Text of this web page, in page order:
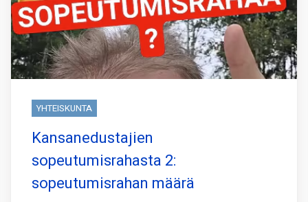
YHTEISKUNTA
Kansanedustajien
sopeutumisrahasta 2:
sopeutumisrahan määrä